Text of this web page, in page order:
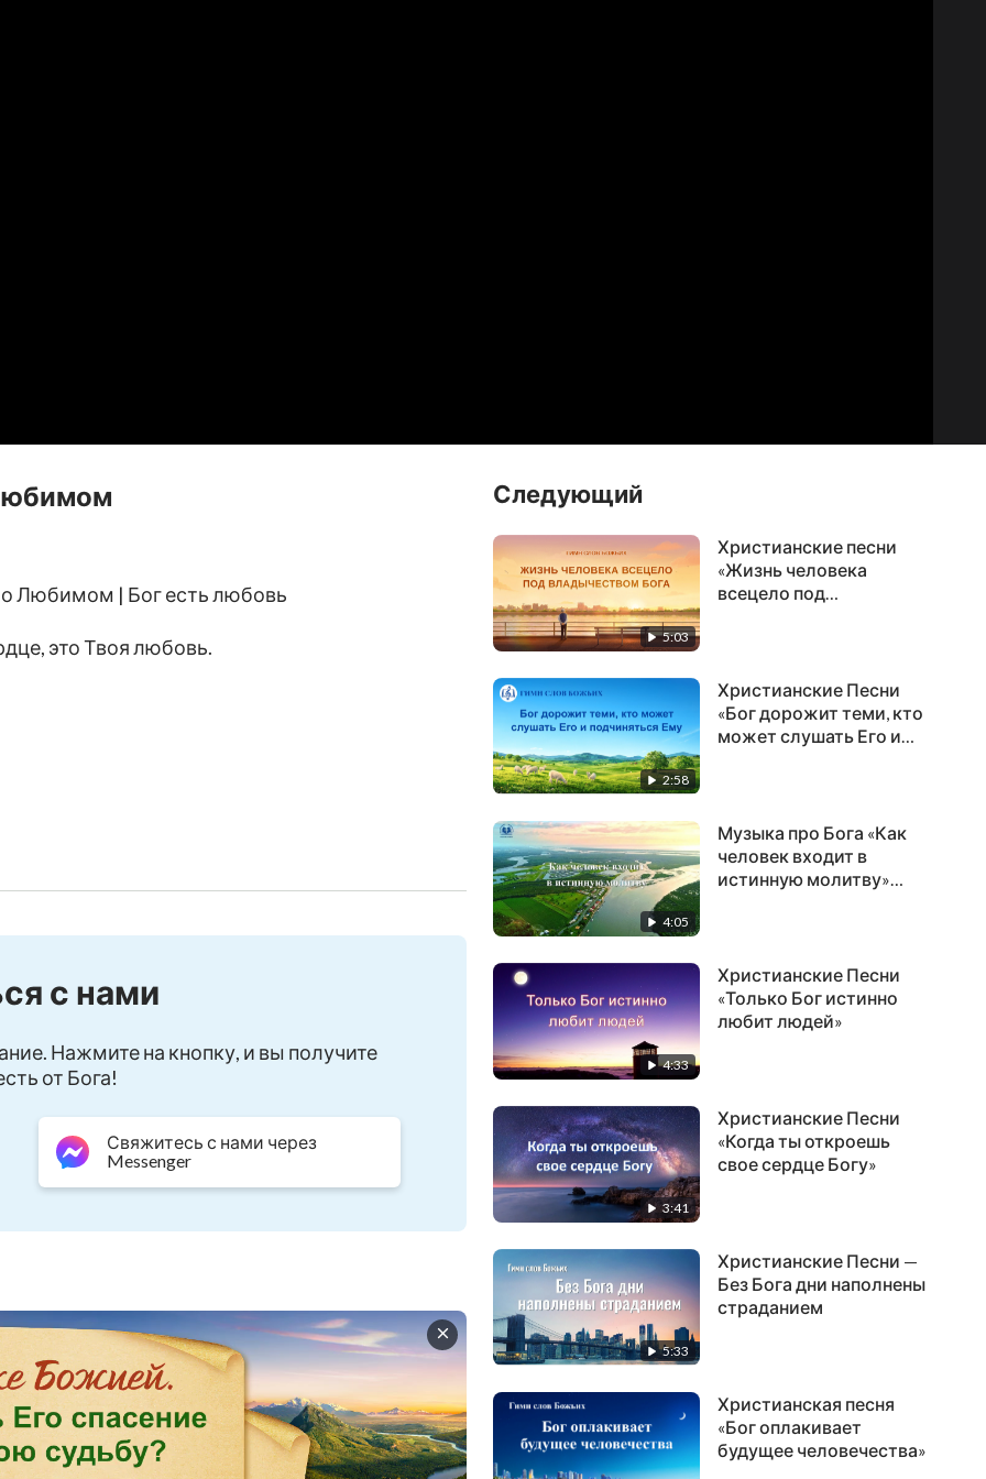
Любимом | Бог есть любовь
это Твоя любовь.
к Тебе сейчас,
с нами
Нажмите на кнопку, и вы получите
от Бога!
Свяжитесь с нами через
Messenger
Следующий
5:03
Христианские песни
«Жизнь человека
всецело под
2:58
Христианские Песни
«Бог дорожит теми, кто
может слушать Его и
4:05
Музыка про Бога «Как
человек входит в
истинную молитву»
4:33
Христианские Песни
«Только Бог истинно
любит людей»
3:41
Христианские Песни
«Когда ты откроешь
свое сердце Богу»
5:33
Христианские Песни —
Без Бога дни наполнены
страданием
Христианская песня
«Бог оплакивает
будущее человечества»